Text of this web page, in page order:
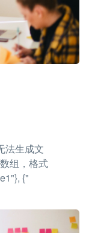
法生成文
组，格式
{"